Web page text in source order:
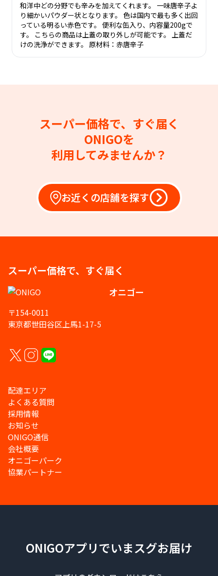
和洋中どの分野でも辛みを加えてくれます。 一味唐辛子よ
り細かいパウダー状となります。 色は国内で最も多く出回
っている明るい赤色です。 便利な缶入り、内容量200gで
す。 こちらの商品は上蓋の取り外しが可能です。 上蓋だ
けの洗浄ができます。 原材料：赤唐辛子
スーパー価格で、すぐ届く
ONIGOを
利用してみませんか？
お近くの店舗を探す
スーパー価格で、すぐ届く
オニゴー
〒154-0011
東京都世田谷区上馬1-17-5
配達エリア
よくある質問
採用情報
お知らせ
ONIGO通信
会社概要
オニゴーパーク
協業パートナー
ONIGOアプリでいまスグお届け